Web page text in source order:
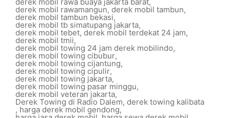
derek mobil rawamangun, derek mobil tambun,
derek mobil tambun bekasi,
derek mobil tb simatupang jakarta,
derek mobil tebet, derek mobil terdekat 24 jam,
derek mobil tmii,
derek mobil towing 24 jam derek mobilindo,
derek mobil towing cibubur,
derek mobil towing cijantung,
derek mobil towing cipulir,
derek mobil towing jakarta,
derek mobil towing pasar minggu,
derek mobil veteran jakarta,
Derek Towing di Radio Dalem, derek towing kalibata
, harga derek mobil gendong,